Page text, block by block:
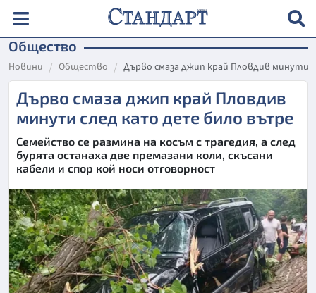
Общество
Новини Общество Дърво смаза джип край Пловдив минути
Дърво смаза джип край Пловдив
минути след като дете било вътре
Семейство се размина на косъм с трагедия, а след
бурята останаха две премазани коли, скъсани
кабели и спор кой носи отговорност